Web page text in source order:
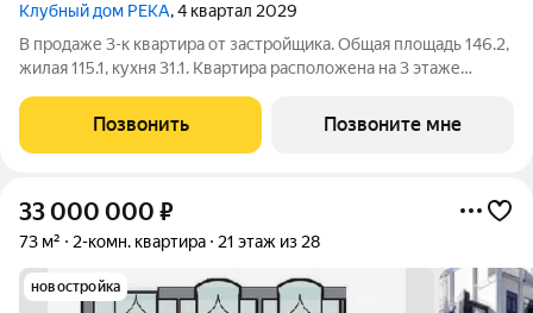
Клубный дом РЕКА, 4 квартал 2029
В продаже 3-к квартира от застройщика. Общая площадь 146.2,
жилая 115.1, кухня 31.1. Квартира расположена на 3 этаже
кв. 2029 года. Высота потолка до 3.65 метра в квартирах и до
4,5 м в
Позвонить Позвоните мне
33 000 000 ₽
73 м² 2-комн. квартира 21 этаж из 28
новостройка